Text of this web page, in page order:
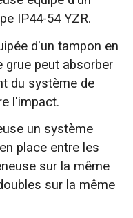
IP44-54 YZR.
d'un tampon en
grue peut absorber
du système de
l'impact.
un système
place entre les
sur la même
sur la même